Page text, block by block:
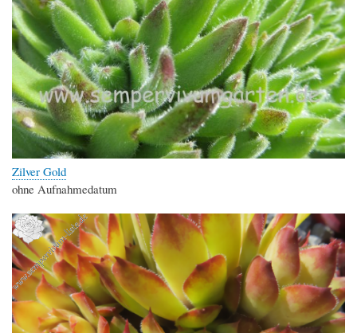
Zilver Gold
ohne Aufnahmedatum